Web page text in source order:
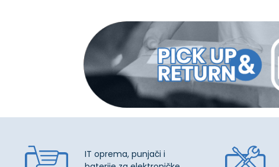
IT oprema, punjači i